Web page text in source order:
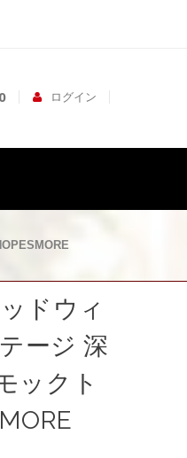
ログイン
ドウィ
ージ 深
ックト